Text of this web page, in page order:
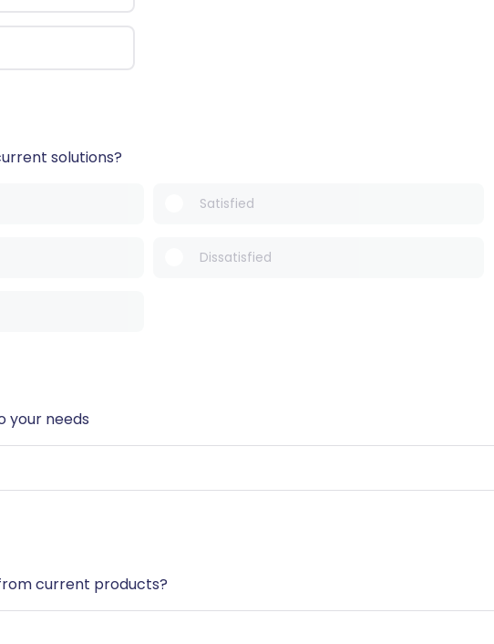
solutions?
Satisfied
Dissatisfied
your needs
current products?